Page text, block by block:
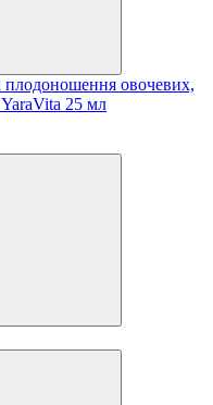
плодоношення овочевих,
25 мл